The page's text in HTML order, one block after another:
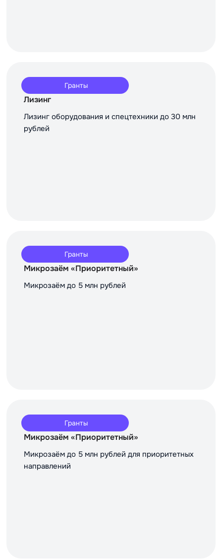
Гранты
Лизинг
Лизинг оборудования и спецтехники до 30 млн
рублей
Гранты
Микрозаём «Приоритетный»
Микрозаём до 5 млн рублей
Гранты
Микрозаём «Приоритетный»
Микрозаём до 5 млн рублей для приоритетных
направлений